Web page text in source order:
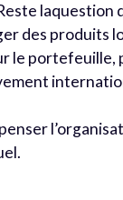
laquestion
des produits
le